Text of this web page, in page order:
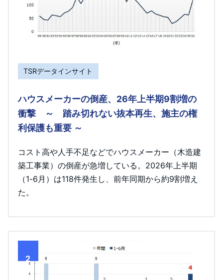
TSRデータインサイト
ハウスメーカーの倒産、26年上半期9割増の
衝撃 ～ 踏み切れない抜本再生、施主の権
利保護も重要 ～
コスト高や人手不足などでハウスメーカー（木造建
築工事業）の倒産が急増している。2026年上半期
（1-6月）は118件発生し、前年同期から約9割増え
た。
2